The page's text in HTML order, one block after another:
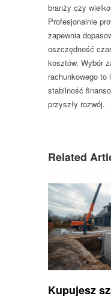
branży czy
Profesjonalnie
zapewnia
oszczędność
kosztów. Wybór
rachunkowego
stabilność
przyszły rozwój.
Related
Kupujesz